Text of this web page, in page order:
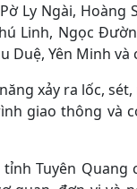
Ly Ngài, Hoàng
Linh, Ngọc
Duệ, Yên Minh và
xảy ra lốc,
giao thông và
Tuyên